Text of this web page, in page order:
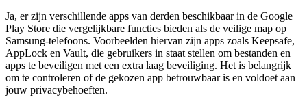
Ja, er zijn verschillende apps van derden beschikbaar in de Google
Play Store die vergelijkbare functies bieden als de veilige map op
Samsung-telefoons. Voorbeelden hiervan zijn apps zoals Keepsafe,
AppLock en Vault, die gebruikers in staat stellen om bestanden en
apps te beveiligen met een extra laag beveiliging. Het is belangrijk
om te controleren of de gekozen app betrouwbaar is en voldoet aan
jouw privacybehoeften.